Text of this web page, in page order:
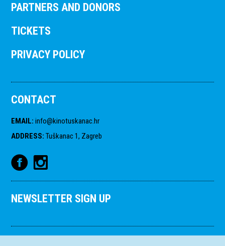
PARTNERS AND DONORS
TICKETS
PRIVACY POLICY
CONTACT
EMAIL: info@kinotuskanac.hr
ADDRESS: Tuškanac 1, Zagreb
NEWSLETTER SIGN UP